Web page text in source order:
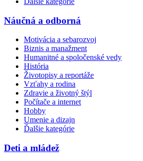
Náučná a odborná
Motivácia a sebarozvoj
Biznis a manažment
Humanitné a spoločenské vedy
História
Životopisy a reportáže
Vzťahy a rodina
Zdravie a životný štýl
Počítače a internet
Hobby
Umenie a dizajn
Ďalšie kategórie
Deti a mládež